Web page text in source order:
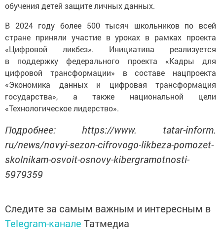
обучения детей защите личных данных.
В 2024 году более 500 тысяч школьников по всей
стране приняли участие в уроках в рамках проекта
«Цифровой ликбез». Инициатива реализуется
в поддержку федерального проекта «Кадры для
цифровой трансформации» в составе нацпроекта
«Экономика данных и цифровая трансформация
государства», а также национальной цели
«Технологическое лидерство».
Подробнее: https://www. tatar-inform.
ru/news/novyi-sezon-cifrovogo-likbeza-pomozet-
skolnikam-osvoit-osnovy-kibergramotnosti-
5979359
Следите за самым важным и интересным в
Telegram-канале Татмедиа